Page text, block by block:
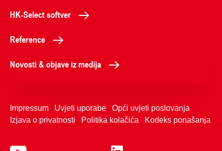
HK-Select softver
Reference
Novosti & objave iz medija
Impressum Uvjeti uporabe
Opći uvjeti poslovanja
Izjava o privatnosti
Politika kolačića Kodeks ponašanja